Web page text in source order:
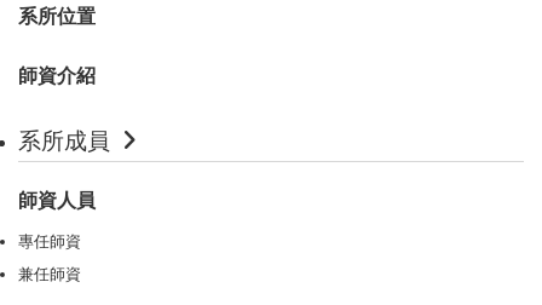
系所位置
師資介紹
系所成員
師資人員
專任師資
兼任師資